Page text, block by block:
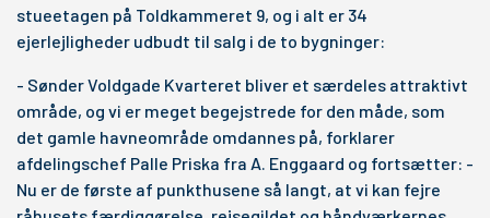
stueetagen på Toldkammeret 9, og i alt er 34
ejerlejligheder udbudt til salg i de to bygninger:
- Sønder Voldgade Kvarteret bliver et særdeles attraktivt
område, og vi er meget begejstrede for den måde, som
det gamle havneområde omdannes på, forklarer
afdelingschef Palle Priska fra A. Enggaard og fortsætter: -
Nu er de første af punkthusene så langt, at vi kan fejre